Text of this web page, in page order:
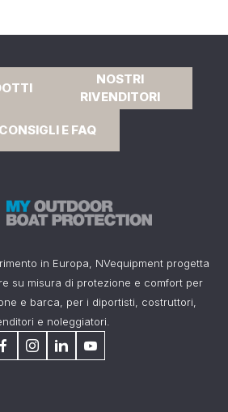
NOSTRI
RIVENDITORI
CONSIGLI E FAQ
in Europa, NVequipment progetta
su misura di protezione e comfort per
e barca, per i diportisti, costruttori,
e noleggiatori.